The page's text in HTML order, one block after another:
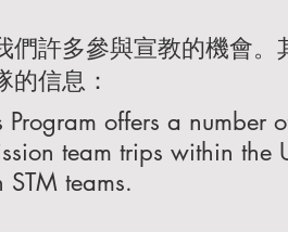
們許多參與宣教的機會
信息：
offers a number
team trips within
teams.